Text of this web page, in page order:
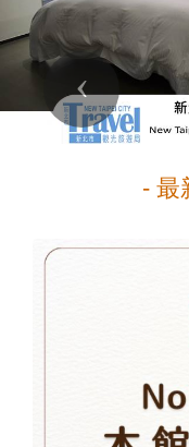
Previous
- 最